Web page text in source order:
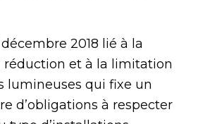
décembre 2018 lié à la
réduction et à la limitation
lumineuses qui fixe un
d’obligations à respecter